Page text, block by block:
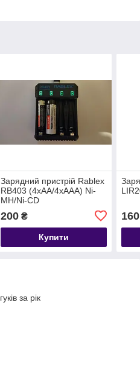
Зарядний пристрій Rablex
RB403 (4xAA/4xAAA) Ni-
MH/Ni-CD
200₴
Купити
160
за рік